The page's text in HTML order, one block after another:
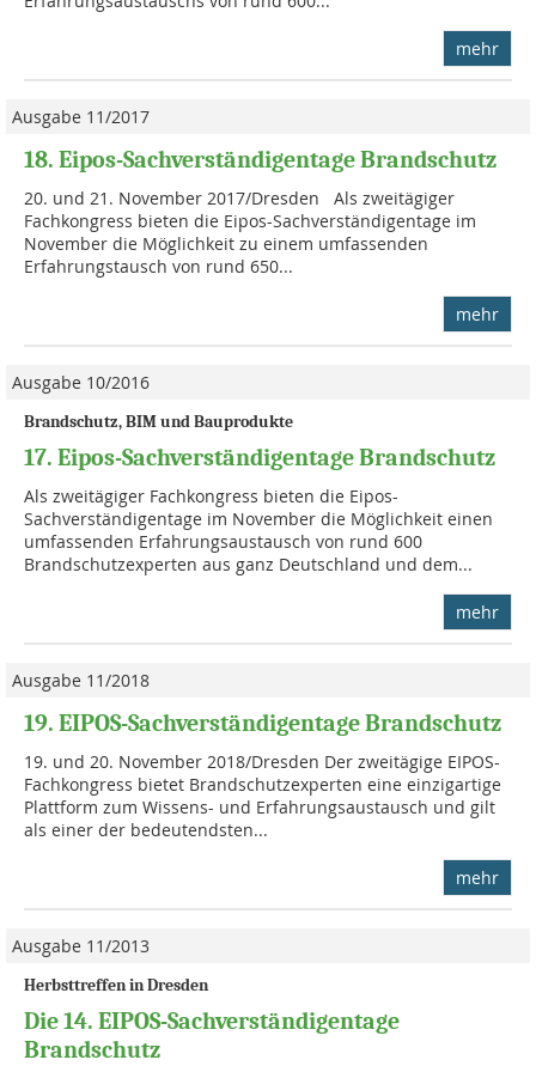
mehr
Ausgabe 11/2017
18. Eipos-Sachverständigentage Brandschutz
20. und 21. November 2017/Dresden Als zweitägiger
Fachkongress bieten die Eipos-Sachverständigentage im
November die Möglichkeit zu einem umfassenden
Erfahrungstausch von rund 650...
mehr
Ausgabe 10/2016
Brandschutz, BIM und Bauprodukte
17. Eipos-Sachverständigentage Brandschutz
Als zweitägiger Fachkongress bieten die Eipos-
Sachverständigentage im November die Möglichkeit einen
umfassenden Erfahrungsaustausch von rund 600
Brandschutzexperten aus ganz Deutschland und dem...
mehr
Ausgabe 11/2018
19. EIPOS-Sachverständigentage Brandschutz
19. und 20. November 2018/Dresden Der zweitägige EIPOS-
Fachkongress bietet Brandschutzexperten eine einzigartige
Plattform zum Wissens- und Erfahrungsaustausch und gilt
als einer der bedeutendsten...
mehr
Ausgabe 11/2013
Herbsttreffen in Dresden
Die 14. EIPOS-Sachverständigentage
Brandschutz